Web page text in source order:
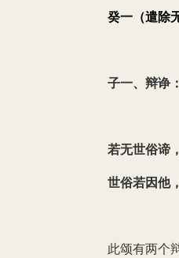
癸一（遣除
子一、辩诤：
若无世俗谛
世俗若因他
此颂有两个